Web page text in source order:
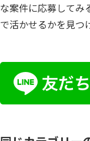
な案件に応募してみ
で活かせるかを見つ